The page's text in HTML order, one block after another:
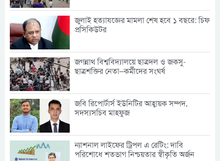
জুলাই হত্যাযজ্ঞের মামলা শেষ হবে ১ বছরে: চিফ
প্রসিকিউটর
জগন্নাথ বিশ্ববিদ্যালয়ে ছাত্রদল ও জকসু-
ছাত্রশক্তির নেতা–কর্মীদের সংঘর্ষ
জবি রিপোর্টার্স ইউনিটির আহ্বায়ক সম্পদ,
সদস্যসচিব মাহফুজ
ন্যাশনাল লাইফের ট্রিপল এ রেটিং: দাবি
পরিশোধে শতভাগ নিশ্চয়তার স্বীকৃতি অর্জন